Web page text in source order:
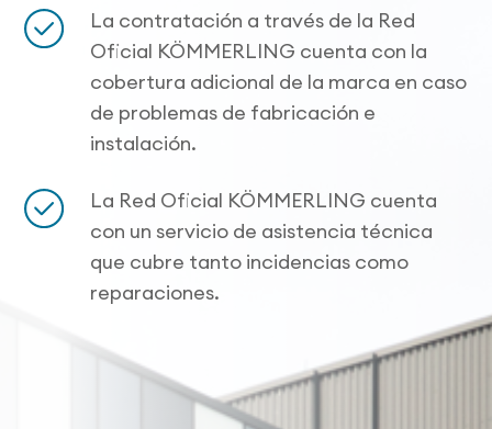
La contratación a través de la Red
Oficial KÖMMERLING cuenta con la
cobertura adicional de la marca en caso
de problemas de fabricación e
instalación.
La Red Oficial KÖMMERLING cuenta
con un servicio de asistencia técnica
que cubre tanto incidencias como
reparaciones.